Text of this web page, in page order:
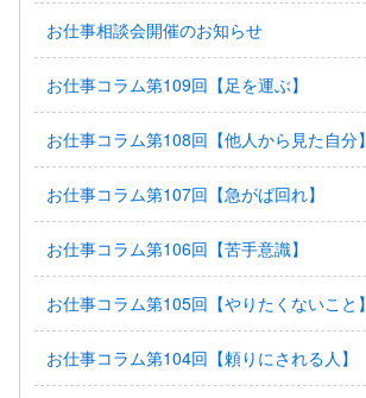
お仕事相談会開催のお知らせ
お仕事コラム第109回【足を運ぶ】
お仕事コラム第108回【他人から見た自分】
お仕事コラム第107回【急がば回れ】
お仕事コラム第106回【苦手意識】
お仕事コラム第105回【やりたくないこと】
お仕事コラム第104回【頼りにされる人】